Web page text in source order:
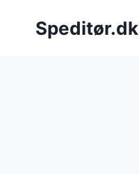
Speditør.dk